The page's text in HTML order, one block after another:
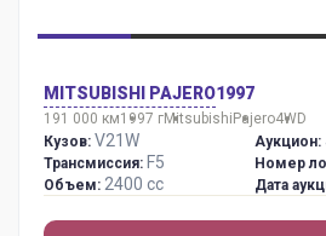
MITSUBISHI PAJERO1997
191 000 км1997 гMitsubishi Pajero4WD
Кузов: V21W
Трансмиссия: F5
Объем: 2400 сс
Аукцион:
Номер
Дата